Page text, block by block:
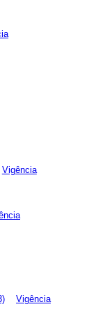
Vigência
Vigência